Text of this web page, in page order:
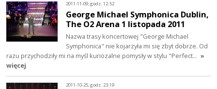
2011-11-09, godz. 12:52
George Michael Symphonica Dublin,
The O2 Arena 1 listopada 2011
Nazwa trasy koncertowej "George Michael
Symphonica" nie kojarzyła mi się zbyt dobrze. Od
razu przychodziły mi na myśl kuriozalne pomysły w stylu "Perfect… »
więcej
2011-10-25, godz. 23:19